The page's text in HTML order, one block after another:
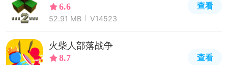
6.6
52.91 MB V14523
查看
火柴人部落战争
8.7 查看